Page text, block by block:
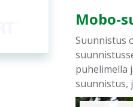
Mobo-
Suunnistus
puhelimella
suunnistus,